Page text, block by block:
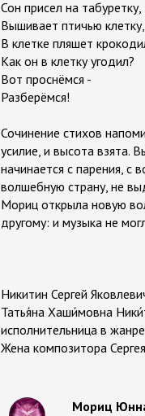
Сон присел на табуретку,
Вышивает птичью клетку,
В клетке пляшет
Как он в клетку угодил?
Вот проснёмся -
Разберёмся!
Сочинение стихов
усилие, и высота взята.
начинается с парения,
волшебную страну, не
Мориц открыла новую
другому: и музыка не
Никитин Сергей
Татья́на Хаши́мовна
исполнительница в
Жена композитора
Мориц